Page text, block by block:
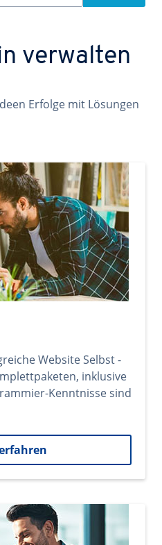
verwalten
Erfolge mit Lösungen
Website Selbst -
inklusive
Kenntnisse sind